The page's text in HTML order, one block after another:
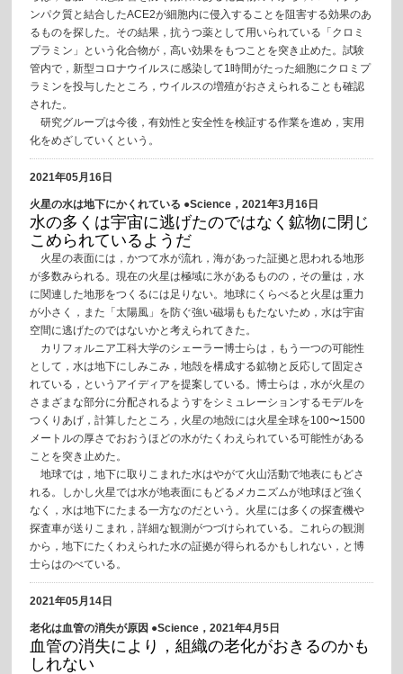
ンパク質と結合したACE2が細胞内に侵入することを阻害する効果のあ
るものを探した。その結果，抗うつ薬として用いられている「クロミ
プラミン」という化合物が，高い効果をもつことを突き止めた。試験
管内で，新型コロナウイルスに感染して1時間がたった細胞にクロミプ
ラミンを投与したところ，ウイルスの増殖がおさえられることも確認
された。
研究グループは今後，有効性と安全性を検証する作業を進め，実用
化をめざしていくという。
2021年05月16日
火星の水は地下にかくれている ●Science，2021年3月16日
水の多くは宇宙に逃げたのではなく鉱物に閉じ
こめられているようだ
火星の表面には，かつて水が流れ，海があった証拠と思われる地形
が多数みられる。現在の火星は極域に氷があるものの，その量は，水
に関連した地形をつくるには足りない。地球にくらべると火星は重力
が小さく，また「太陽風」を防ぐ強い磁場ももたないため，水は宇宙
空間に逃げたのではないかと考えられてきた。
カリフォルニア工科大学のシェーラー博士らは，もう一つの可能性
として，水は地下にしみこみ，地殻を構成する鉱物と反応して固定さ
れている，というアイディアを提案している。博士らは，水が火星の
さまざまな部分に分配されるようすをシミュレーションするモデルを
つくりあげ，計算したところ，火星の地殻には火星全球を100〜1500
メートルの厚さでおおうほどの水がたくわえられている可能性がある
ことを突き止めた。
地球では，地下に取りこまれた水はやがて火山活動で地表にもどさ
れる。しかし火星では水が地表面にもどるメカニズムが地球ほど強く
なく，水は地下にたまる一方なのだという。火星には多くの探査機や
探査車が送りこまれ，詳細な観測がつづけられている。これらの観測
から，地下にたくわえられた水の証拠が得られるかもしれない，と博
士らはのべている。
2021年05月14日
老化は血管の消失が原因 ●Science，2021年4月5日
血管の消失により，組織の老化がおきるのかも
しれない